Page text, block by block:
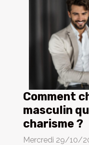
Comment
masculin
charisme ?
Mercredi 29/10/